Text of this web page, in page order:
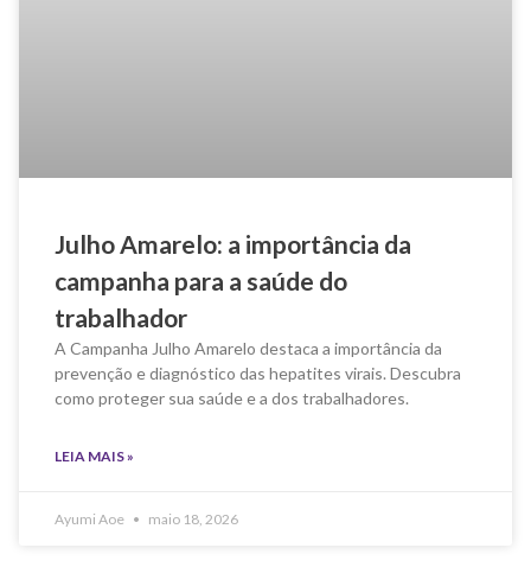
Julho Amarelo: a importância da
campanha para a saúde do
trabalhador
A Campanha Julho Amarelo destaca a importância da
prevenção e diagnóstico das hepatites virais. Descubra
como proteger sua saúde e a dos trabalhadores.
LEIA MAIS »
Ayumi Aoe maio 18, 2026